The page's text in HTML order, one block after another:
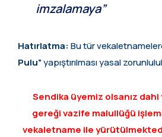
imzalamaya”
Hatırlatma: Bu tür
Pulu”yapıştırılması yasal
Sendika üyemiz olsanız
gereği vazife malullüğü
vekaletname ile